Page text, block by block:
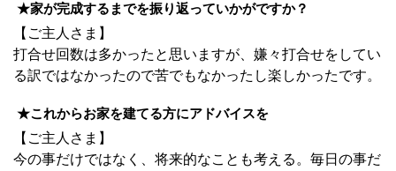
★家が完成するまでを振り返っていかがですか？
【ご主人さま】
打合せ回数は多かったと思いますが、嫌々打合せをしてい
る訳ではなかったので苦でもなかったし楽しかったです。
★これからお家を建てる方にアドバイスを
【ご主人さま】
今の事だけではなく、将来的なことも考える。毎日の事だ